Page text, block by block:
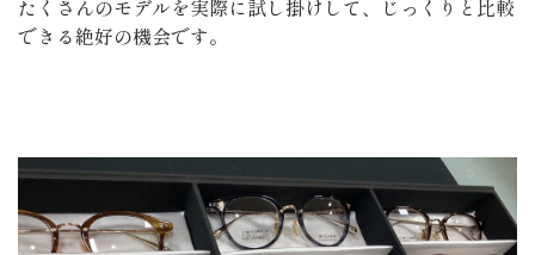
たくさんのモデルを実際に試し掛けして、じっくりと比較
できる絶好の機会です。